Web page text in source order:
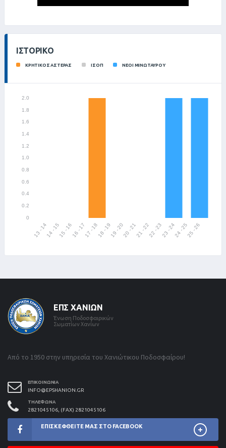
ΙΣΤΟΡΙΚΌ
ΚΡΗΤΙΚΟΣ ΑΣΤΕΡΑΣ ΙΣΟΠ ΝΕΟΙ ΜΙΝΩΤΑΥΡΟΥ
ΕΠΣ ΧΑΝΊΩΝ
Ένωση Ποδοσφαιρικών
Σωματίων Χανίων
Από το 1950 στην υπηρεσία του Χανιώτικου Ποδοσφαίρου!
ΕΠΙΚΟΙΝΩΝΊΑ
INFO@EPSHANION.GR
ΤΗΛΈΦΩΝΑ
2821045106, (FAX) 2821045106
ΕΠΙΣΚΕΦΘΕΊΤΕ ΜΑΣ ΣΤΟ FACEBOOK